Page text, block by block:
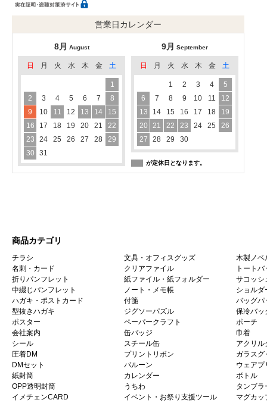
営業日カレンダー
8月 August
日 月 火 水 木 金 土
1
2
3 4 5 6 7
8
9
10 11 12 13 14
15
16
17 18 19 20 21
22
23
24 25 26 27 28
29
30
31
9月 September
日 月 火 水 木 金 土
1 2 3 4
5
6
7 8 9 10 11
12
13
14 15 16 17 18
19
20
21 22 23 24 25
26
27
28 29 30
が定休日となります。
商品カテゴリ
チラシ
名刺・カード
折りパンフレット
中綴じパンフレット
ハガキ・ポストカード
型抜きハガキ
ポスター
会社案内
シール
圧着DM
DMセット
紙封筒
OPP透明封筒
イメチェンCARD
文具・オフィスグッズ
クリアファイル
紙ファイル・紙フォルダー
ノート・メモ帳
付箋
ジグソーパズル
ペーパークラフト
缶バッジ
スチール缶
プリントリボン
バルーン
カレンダー
うちわ
イベント・お祭り支援ツール
木製ノベ
トートバ
サコッシ
ショルダ
バッグパ
保冷バッ
ポーチ
巾着
アクリル
ガラスグ
ウェアプ
ボトル
タンブラ
マグカッ